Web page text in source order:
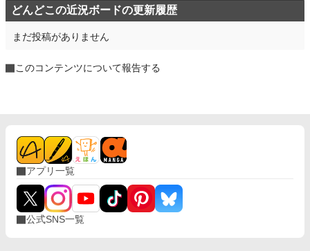
どんどこの近況ボードの更新履歴
まだ投稿がありません
このコンテンツについて報告する
アプリ一覧
公式SNS一覧